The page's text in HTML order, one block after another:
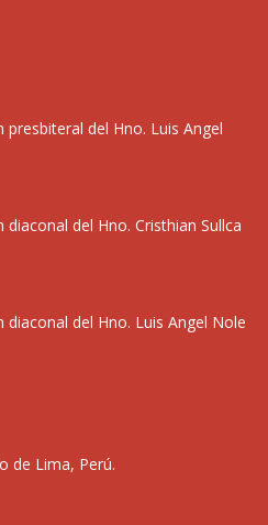
del Hno. Luis Angel
del Hno. Cristhian Sullca
del Hno. Luis Angel Nole
de Lima, Perú.